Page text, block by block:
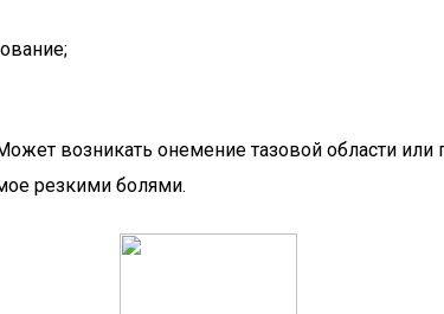
возникать онемение тазовой области
резкими болями.